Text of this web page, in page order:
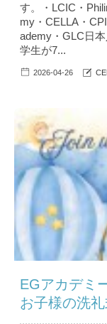
す。・LCIC・
my・CELLA・
ademy・GLC日
学生が7...
2026-04-26
EGアカデミ
お子様の洗